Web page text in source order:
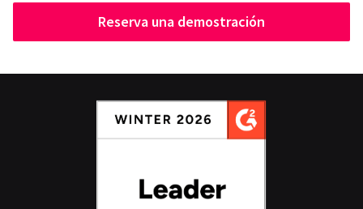
Reserva una demostración